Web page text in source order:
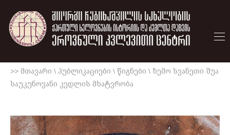
>> მთავარი \ პუბლიკაციები \ წიგნები \ ზემო სვანეთი შუა
საუკუნოვანი კედლის მხატვრობა